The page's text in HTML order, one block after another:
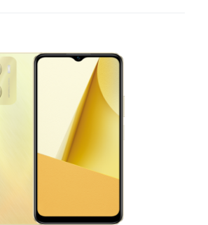
Indonesia | Pilih negara/wilayah